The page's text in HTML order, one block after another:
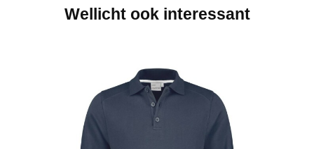
Wellicht ook interessant